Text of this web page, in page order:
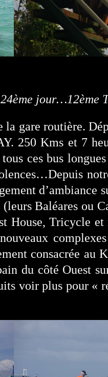
24ème jour…12ème
gare routière.
250 Kms et 7
ces bus
d’ambiance
Baléares ou
House, Tricycle
consacrée
du côté Ouest
voir plus pour